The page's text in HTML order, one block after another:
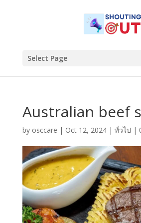
Select Page
Australian beef
by osccare | Oct 12, 2024| ทั่วไป |